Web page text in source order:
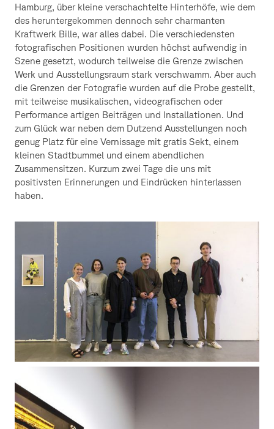
Hamburg, über kleine verschachtelte Hinterhöfe, wie dem
des heruntergekommen dennoch sehr charmanten
Kraftwerk Bille, war alles dabei. Die verschiedensten
fotografischen Positionen wurden höchst aufwendig in
Szene gesetzt, wodurch teilweise die Grenze zwischen
Werk und Ausstellungsraum stark verschwamm. Aber auch
die Grenzen der Fotografie wurden auf die Probe gestellt,
mit teilweise musikalischen, videografischen oder
Performance artigen Beiträgen und Installationen. Und
zum Glück war neben dem Dutzend Ausstellungen noch
genug Platz für eine Vernissage mit gratis Sekt, einem
kleinen Stadtbummel und einem abendlichen
Zusammensitzen. Kurzum zwei Tage die uns mit
positivsten Erinnerungen und Eindrücken hinterlassen
haben.